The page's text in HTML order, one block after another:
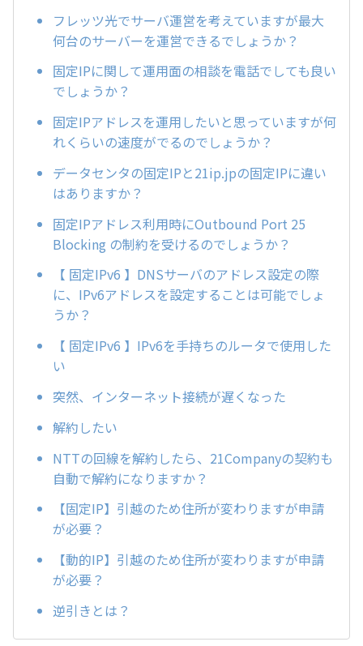
フレッツ光でサーバ運営を考えていますが最大
何台のサーバーを運営できるでしょうか？
固定IPに関して運用面の相談を電話でしても良い
でしょうか？
固定IPアドレスを運用したいと思っていますが何
れくらいの速度がでるのでしょうか？
データセンタの固定IPと21ip.jpの固定IPに違い
はありますか？
固定IPアドレス利用時にOutbound Port 25
Blocking の制約を受けるのでしょうか？
【 固定IPv6 】DNSサーバのアドレス設定の際
に、IPv6アドレスを設定することは可能でしょ
うか？
【 固定IPv6 】IPv6を手持ちのルータで使用した
い
突然、インターネット接続が遅くなった
解約したい
NTTの回線を解約したら、21Companyの契約も
自動で解約になりますか？
【固定IP】引越のため住所が変わりますが申請
が必要？
【動的IP】引越のため住所が変わりますが申請
が必要？
逆引きとは？